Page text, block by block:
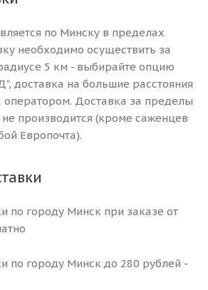
по Минску в пределах
необходимо осуществить за
5 км - выбирайте опцию
доставка на большие расстояния
оператором. Доставка за пределы
производится (кроме саженцев
Европочта).
по городу Минск при заказе от
по городу Минск до 280 рублей -